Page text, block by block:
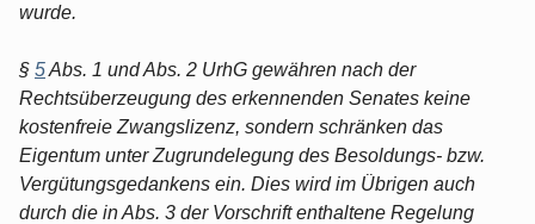
wurde.
§ 5Abs. 1 und Abs. 2 UrhG gewähren nach der
Rechtsüberzeugung des erkennenden Senates keine
kostenfreie Zwangslizenz, sondern schränken das
Eigentum unter Zugrundelegung des Besoldungs- bzw.
Vergütungsgedankens ein. Dies wird im Übrigen auch
durch die in Abs. 3 der Vorschrift enthaltene Regelung